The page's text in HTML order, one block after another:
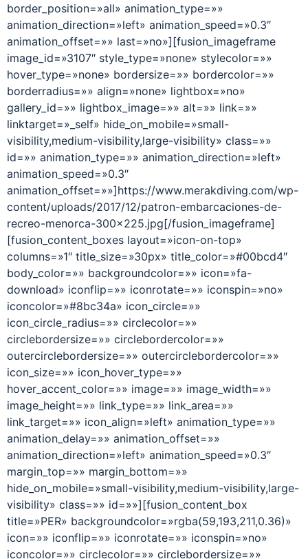
border_position=»all» animation_type=»»
animation_direction=»left» animation_speed=»0.3″
animation_offset=»» last=»no»][fusion_imageframe
image_id=»3107″ style_type=»none» stylecolor=»»
hover_type=»none» bordersize=»» bordercolor=»»
borderradius=»» align=»none» lightbox=»no»
gallery_id=»» lightbox_image=»» alt=»» link=»»
linktarget=»_self» hide_on_mobile=»small-
visibility,medium-visibility,large-visibility» class=»»
id=»» animation_type=»» animation_direction=»left»
animation_speed=»0.3″
animation_offset=»»]https://www.merakdiving.com/wp-
content/uploads/2017/12/patron-embarcaciones-de-
recreo-menorca-300×225.jpg[/fusion_imageframe]
[fusion_content_boxes layout=»icon-on-top»
columns=»1″ title_size=»30px» title_color=»#00bcd4″
body_color=»» backgroundcolor=»» icon=»fa-
download» iconflip=»» iconrotate=»» iconspin=»no»
iconcolor=»#8bc34a» icon_circle=»»
icon_circle_radius=»» circlecolor=»»
circlebordersize=»» circlebordercolor=»»
outercirclebordersize=»» outercirclebordercolor=»»
icon_size=»» icon_hover_type=»»
hover_accent_color=»» image=»» image_width=»»
image_height=»» link_type=»» link_area=»»
link_target=»» icon_align=»left» animation_type=»»
animation_delay=»» animation_offset=»»
animation_direction=»left» animation_speed=»0.3″
margin_top=»» margin_bottom=»»
hide_on_mobile=»small-visibility,medium-visibility,large-
visibility» class=»» id=»»][fusion_content_box
title=»PER» backgroundcolor=»rgba(59,193,211,0.36)»
icon=»» iconflip=»» iconrotate=»» iconspin=»no»
iconcolor=»» circlecolor=»» circlebordersize=»»